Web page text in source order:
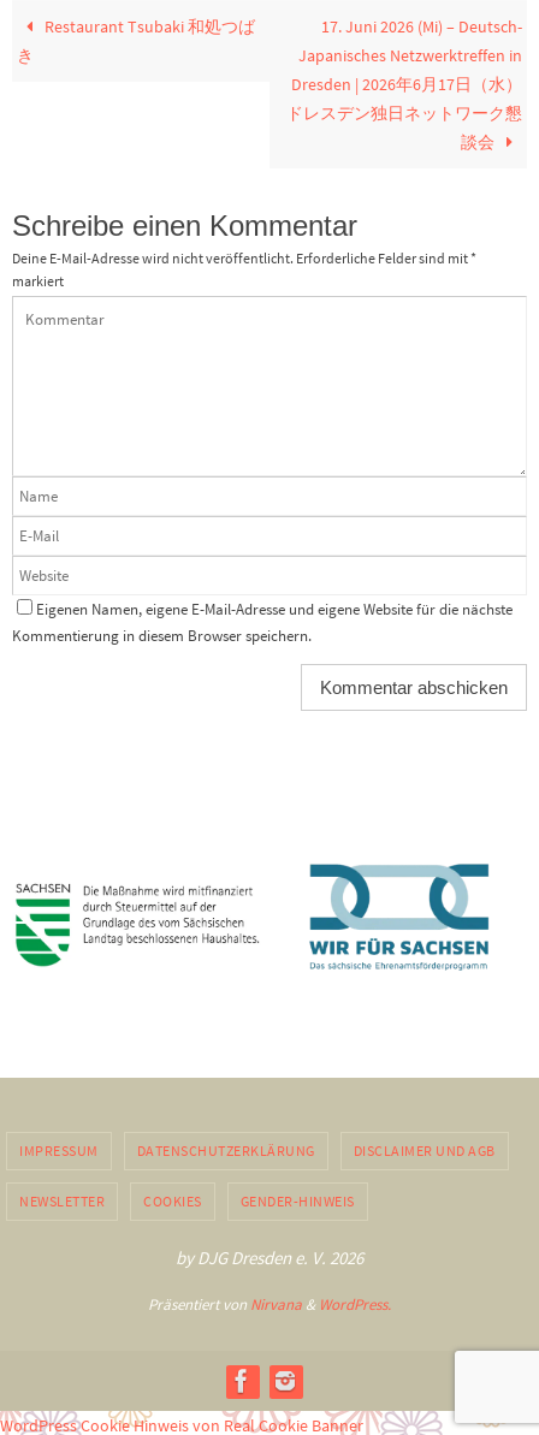
Restaurant Tsubaki 和処つば
き
17. Juni 2026 (Mi) – Deutsch-
Japanisches Netzwerktreffen in
Dresden | 2026年6月17日（水）
ドレスデン独日ネットワーク懇
談会
Schreibe einen Kommentar
Deine E-Mail-Adresse wird nicht veröffentlicht. Erforderliche Felder sind mit*
markiert
Eigenen Namen, eigene E-Mail-Adresse und eigene Website für die nächste
Kommentierung in diesem Browser speichern.
IMPRESSUM DATENSCHUTZERKLÄRUNG DISCLAIMER UND AGB
NEWSLETTER COOKIES GENDER-HINWEIS
by DJG Dresden e. V. 2026
Präsentiert von Nirvana & WordPress.
WordPress Cookie Hinweis von Real Cookie Banner